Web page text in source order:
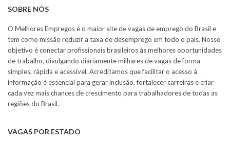
SOBRE NÓS
O Melhores Empregos é o maior site de vagas de emprego do Brasil e
tem como missão reduzir a taxa de desemprego em todo o país. Nosso
objetivo é conectar profissionais brasileiros às melhores oportunidades
de trabalho, divulgando diariamente milhares de vagas de forma
simples, rápida e acessível. Acreditamos que facilitar o acesso à
informação é essencial para gerar inclusão, fortalecer carreiras e criar
cada vez mais chances de crescimento para trabalhadores de todas as
regiões do Brasil.
VAGAS POR ESTADO